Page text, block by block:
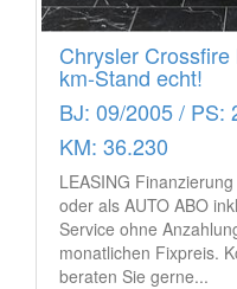
Chrysler
km-Stand echt!
BJ: 09/2005 / PS:
KM: 36.230
LEASING
oder als AUTO ABO
Service ohne
monatlichen Fixpreis.
beraten Sie gerne...